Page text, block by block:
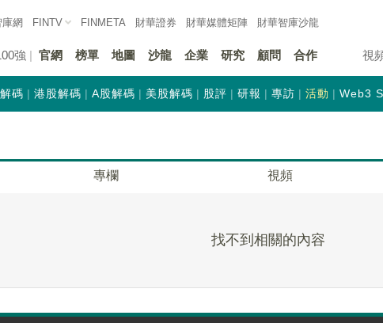
庫網 FINTV FINMETA 財華證券 財華媒體矩陣 財華智庫沙龍
強 官網 榜單 地圖 沙龍 企業 研究 顧問 合作 視
碼 港股解碼 A股解碼 美股解碼 股評 研報 專訪 活動 Web3
專欄 視頻
找不到相關的內容